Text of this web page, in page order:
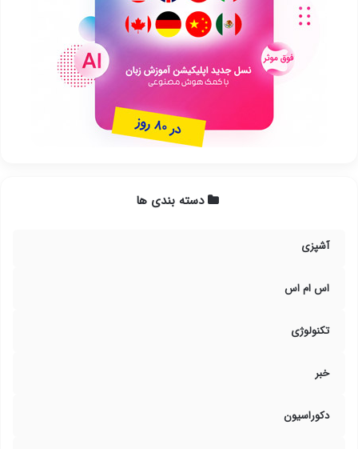
دسته بندی ها
آشپزی
اس ام اس
تکنولوژی
خبر
دکوراسیون